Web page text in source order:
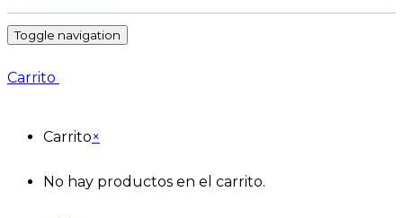
Toggle navigation
Carrito
Carrito×
No hay productos en el carrito.